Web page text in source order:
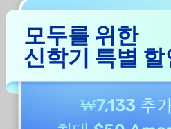
왜 UPDF AI 문단
해야 할
모두를 위한
신학기 특별 할
₩7,133 추